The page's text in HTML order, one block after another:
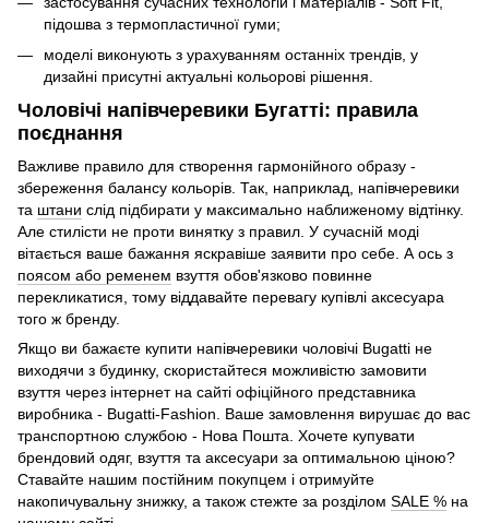
підошва з термопластичної гуми;
моделі виконують з урахуванням останніх трендів, у
дизайні присутні актуальні кольорові рішення.
Чоловічі напівчеревики Бугатті: правила
поєднання
Важливе правило для створення гармонійного образу -
збереження балансу кольорів. Так, наприклад, напівчеревики
та штани слід підбирати у максимально наближеному відтінку.
Але стилісти не проти винятку з правил. У сучасній моді
вітається ваше бажання яскравіше заявити про себе. А ось з
поясом або ременем взуття обов'язково повинне
перекликатися, тому віддавайте перевагу купівлі аксесуара
того ж бренду.
Якщо ви бажаєте купити напівчеревики чоловічі Bugatti не
виходячи з будинку, скористайтеся можливістю замовити
взуття через інтернет на сайті офіційного представника
виробника - Bugatti-Fashion. Ваше замовлення вирушає до вас
транспортною службою - Нова Пошта. Хочете купувати
брендовий одяг, взуття та аксесуари за оптимальною ціною?
Ставайте нашим постійним покупцем і отримуйте
накопичувальну знижку, а також стежте за розділом SALE % на